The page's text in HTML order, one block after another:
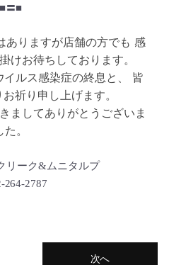
■〓■
ありますが店舗の方でも 感
けお待ちしております。
ルス感染症の終息と、
皆
祈り申し上げます。
ましてありがとうございま
た。
リーク&ムニタルプ
2787
次へ